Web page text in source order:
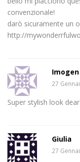
convenzionale!
darò sicuramente un
http://
Imogen
27
Super stylish look dear.
Giulia
27